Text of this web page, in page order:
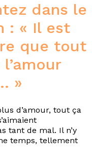
dans le
: « Il est
que tout
»
d’amour, tout ça
tant de mal. Il n’y
temps, tellement